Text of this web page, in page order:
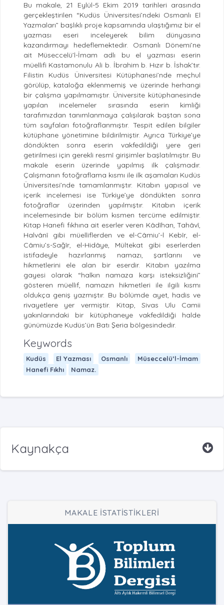
Bu makale, 21 Eylül-5 Ekim 2019 tarihleri arasında
gerçekleştirilen “Kudüs Üniversitesi’ndeki Osmanlı El
Yazmaları” başlıklı proje kapsamında ulaştığımız bir el
yazması eseri inceleyerek bilim dünyasına
kazandırmayı hedeflemektedir. Osmanlı Dönemi’ne
ait Müseccelü’l-İmam adlı bu el yazması eserin
müellifi Kastamonulu Ali b. İbrahim b. Hızır b. İshak’tır.
Filistin Kudüs Üniversitesi Kütüphanesi’nde meçhul
görülüp, kataloğa eklenmemiş ve üzerinde herhangi
bir çalışma yapılmamıştır. Üniversite kütüphanesinde
yapılan incelemeler sırasında eserin kimliği
tarafımızdan tanımlanmaya çalışılarak baştan sona
tüm sayfaları fotoğraflanmıştır. Tespit edilen bilgiler
kütüphane yönetimine bildirilmiştir. Ayrıca Türkiye’ye
döndükten sonra eserin vakfedildiği yere geri
getirilmesi için gerekli resmî girişimler başlatılmıştır. Bu
makale eserin üzerinde yapılmış ilk çalışmadır.
Çalışmanın fotoğraflama kısmı ile ilk aşamaları Kudüs
Üniversitesi’nde tamamlanmıştır. Kitabın yapısal ve
içerik incelemesi ise Türkiye’ye döndükten sonra
fotoğraflar üzerinden yapılmıştır. Kitabın içerik
incelemesinde bir bölüm kısmen tercüme edilmiştir.
Kitap Hanefi fıkhına ait eserler veren Kâdîhan, Tahâvî,
Halvânî gibi müelliflerden ve el-Câmiu’-l Kebîr, el-
Câmiu’s-Sağîr, el-Hidâye, Mültekat gibi eserlerden
istifadeyle hazırlanmış namazı, şartlarını ve
hikmetlerini ele alan bir eserdir. Kitabın yazılma
gayesi olarak “halkın namaza karşı isteksizliğini”
gösteren müellif, namazın hikmetleri ile ilgili kısmı
oldukça geniş yazmıştır. Bu bölümde ayet, hadis ve
rivayetlere yer vermiştir. Kitap, Sivas Ulu Camii
yakınlarındaki bir kütüphaneye vakfedildiği halde
günümüzde Kudüs’ün Batı Şeria bölgesindedir.
Keywords
Kudüs El Yazması Osmanlı
Müseccelü’l-İmam
Hanefi Fıkhı
Namaz.
Kaynakça
MAKALE İSTATİSTİKLERİ